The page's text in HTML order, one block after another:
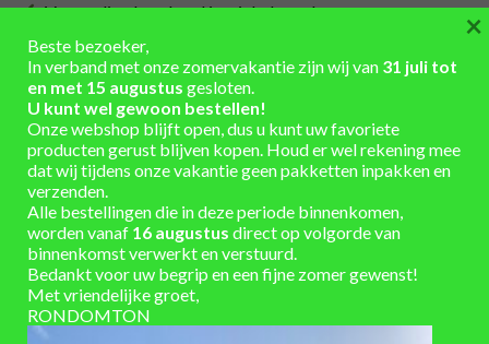
Verzending berekend in winkelmand
AANVULLENDE INFORMATIE
AFMETINGEN
MATERIAAL Hout,kastanje hout – nieuw
KLEUR HOUT onbehandeld
KLEUR BANDEN gegalvaniseerd, onbehandeld
Beste bezoeker,
In verband met onze zomervakantie zijn wij van 31 juli tot
en met 15 augustus gesloten.
U kunt wel gewoon bestellen!
Onze webshop blijft open, dus u kunt uw favoriete
producten gerust blijven kopen. Houd er wel rekening mee
dat wij tijdens onze vakantie geen pakketten inpakken en
verzenden.
Alle bestellingen die in deze periode binnenkomen,
worden vanaf 16 augustus direct op volgorde van
binnenkomst verwerkt en verstuurd.
Bedankt voor uw begrip en een fijne zomer gewenst!
Met vriendelijke groet,
RONDOMTON
×